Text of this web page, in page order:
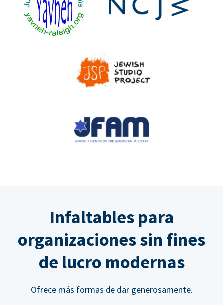
Infaltables para
organizaciones sin fines
de lucro modernas
Ofrece más formas de dar generosamente.